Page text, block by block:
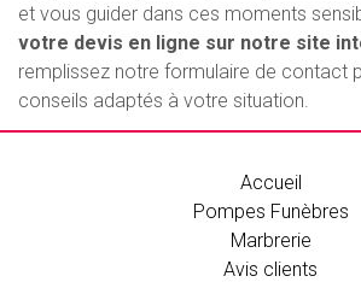
et vous guider dans ces moments
votre devis en ligne sur notre site
remplissez notre formulaire de contact
conseils adaptés à votre situation.
Accueil
Pompes Funèbres
Marbrerie
Avis clients